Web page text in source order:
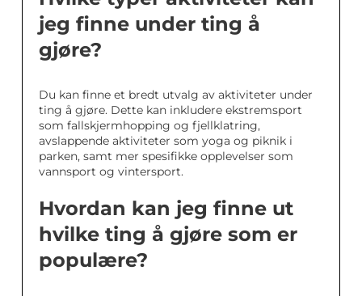
jeg finne under ting å
gjøre?
Du kan finne et bredt utvalg av aktiviteter under
ting å gjøre. Dette kan inkludere ekstremsport
som fallskjermhopping og fjellklatring,
avslappende aktiviteter som yoga og piknik i
parken, samt mer spesifikke opplevelser som
vannsport og vintersport.
Hvordan kan jeg finne ut
hvilke ting å gjøre som er
populære?